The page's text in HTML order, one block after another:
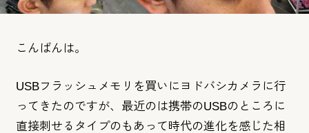
こんばんは。
USBフラッシュメモリを買いにヨドバシカメラに行
ってきたのですが、 最近のは携帯のUSBのところに
直接刺せるタイプのもあって時代の進化を感じた相